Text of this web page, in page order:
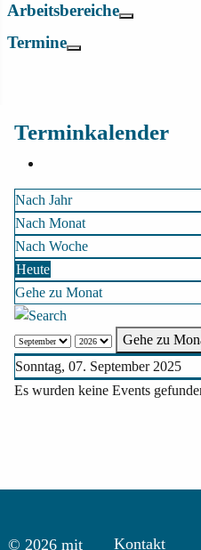
Arbeitsbereiche
Termine
Terminkalender
Nach Jahr
Nach Monat
Nach Woche
Heute
Gehe zu Monat
Gehe zu
Sonntag, 07. September 2025
Es wurden keine Events
© 2026 mit Kontakt